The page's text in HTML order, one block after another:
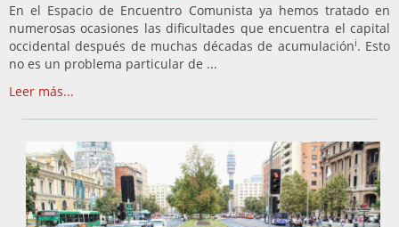
En el Espacio de Encuentro Comunista ya hemos tratado en
numerosas ocasiones las dificultades que encuentra el capital
occidental después de muchas décadas de acumulacióni. Esto
no es un problema particular de ...
Leer más...